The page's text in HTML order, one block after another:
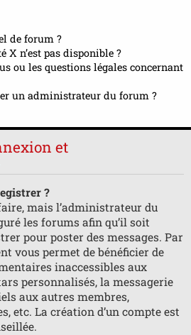
de forum ?
n’est pas disponible ?
ou les questions légales concernant
un administrateur du forum ?
et
?
mais l’administrateur du
les forums afin qu’il soit
pour poster des messages. Par
vous permet de bénéficier de
inaccessibles aux
personnalisés, la messagerie
aux autres membres,
etc. La création d’un compte est